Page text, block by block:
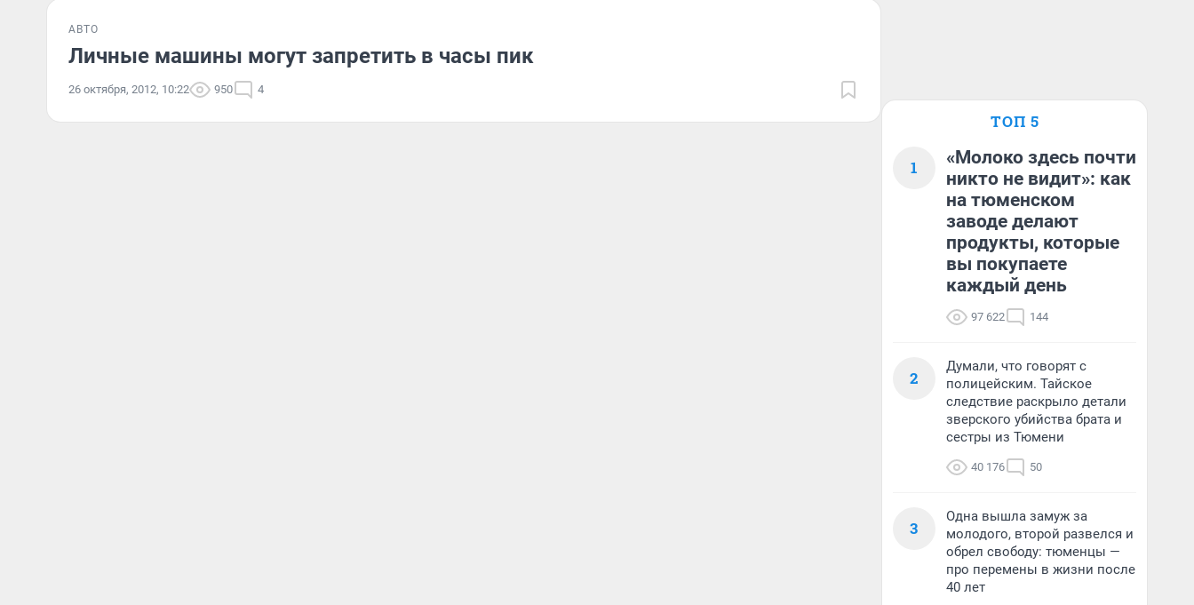
АВТО
Личные машины могут запретить в часы пик
26 октября, 2012, 10:22 950 4
ТОП 5
1
«Молоко здесь почти
никто не видит»: как
на тюменском
заводе делают
продукты, которые
вы покупаете
каждый день
97 622 144
2
Думали, что говорят с
полицейским. Тайское
следствие раскрыло детали
зверского убийства брата и
сестры из Тюмени
40 176 50
3
Одна вышла замуж за
молодого, второй развелся и
обрел свободу: тюменцы —
про перемены в жизни после
40 лет